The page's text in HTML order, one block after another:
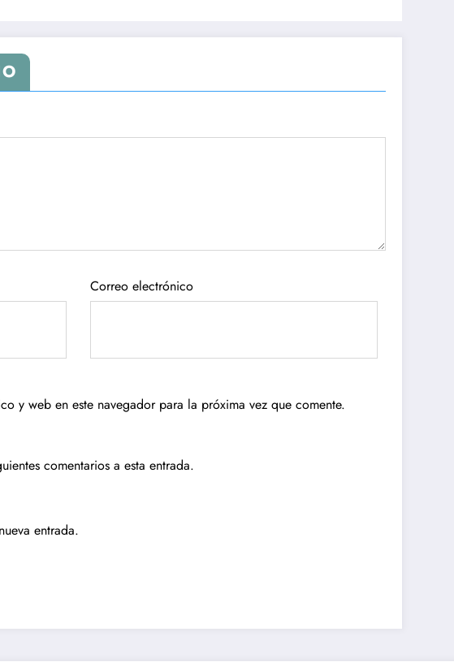
Correo electrónico
y web en este navegador para la próxima vez que comente.
comentarios a esta entrada.
entrada.